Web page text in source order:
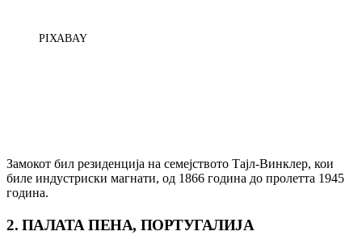
PIXABAY
Замокот бил резиденција на семејството Тајл-Винклер, кои
биле индустриски магнати, од 1866 година до пролетта 1945
година.
2. ПАЛАТА ПЕНА, ПОРТУГАЛИЈА